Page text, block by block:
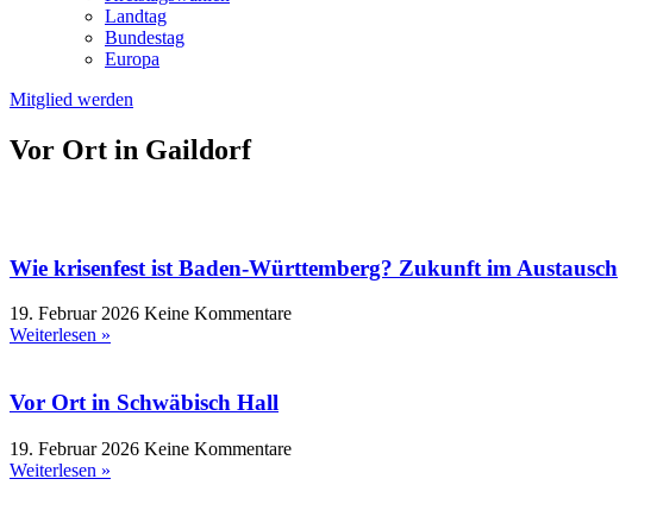
Landtag
Bundestag
Europa
Mitglied werden
Vor Ort in Gaildorf
Wie krisenfest ist Baden-Württemberg? Zukunft im Austausch
19. Februar 2026 Keine Kommentare
Weiterlesen »
Vor Ort in Schwäbisch Hall
19. Februar 2026 Keine Kommentare
Weiterlesen »